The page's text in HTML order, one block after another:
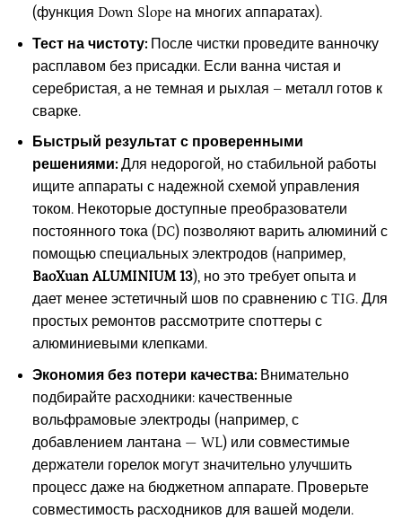
(функция Down Slope на многих аппаратах).
Тест на чистоту:После чистки проведите ванночку
расплавом без присадки. Если ванна чистая и
серебристая, а не темная и рыхлая – металл готов к
сварке.
Быстрый результат с проверенными
решениями:Для недорогой, но стабильной работы
ищите аппараты с надежной схемой управления
током. Некоторые доступные преобразователи
постоянного тока (DC) позволяют варить алюминий с
помощью специальных электродов (например,
BaoXuan ALUMINIUM 13), но это требует опыта и
дает менее эстетичный шов по сравнению с TIG. Для
простых ремонтов рассмотрите споттеры с
алюминиевыми клепками.
Экономия без потери качества:Внимательно
подбирайте расходники: качественные
вольфрамовые электроды (например, с
добавлением лантана — WL) или совместимые
держатели горелок могут значительно улучшить
процесс даже на бюджетном аппарате. Проверьте
совместимость расходников для вашей модели.